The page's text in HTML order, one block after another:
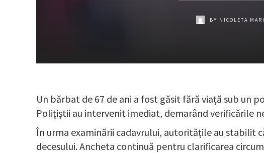
BY NICOLETA
Un bărbat de 67 de ani a fost găsit fără viață sub un
Polițiștii au intervenit imediat, demarând verificările
În urma examinării cadavrului, autoritățile au stabilit
decesului. Ancheta continuă pentru clarificarea